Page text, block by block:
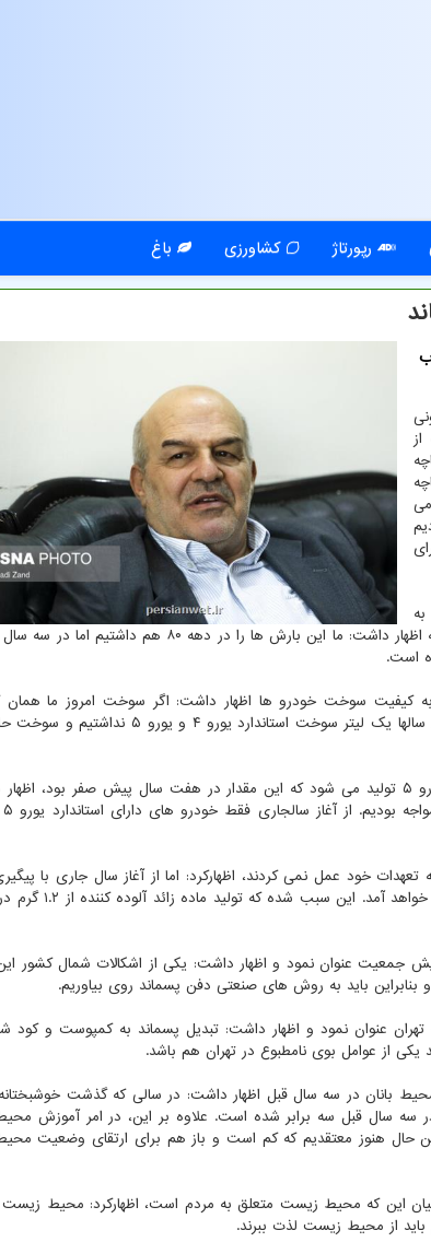
رپورتاژ کشاورزی باغ
در سال ۱۴۰۶ به
میزان اکولوژیک خود برسد، درباره نقش بارش باران در احیای این دریاچه اظهار داشت: ما این بارش ها را در دهه ۸۰
است.
کیفیت سوخت خودرو ها اظهار داشت: اگر سوخت امروز ما همان
سوخت سال ۹۱ را داشت، 12 شهر ایران تعطیل می شد، چونکه که در آن سالها یک لیتر سوخت استاندارد یورو
کلانتری با بیان این که امروز ۱۴۰ میلیون لیتر در روز بنزین یورو ۴ و یورو ۵ تولید می شود که این مقدار در هفت سال پیش صفر
سوخت و
خود عمل نمی کردند، اظهارکرد: اما از آغاز سال جاری با
با موتورهای یورو ۵ تولید داخل به بازار خواهد آمد.
جمعیت عنوان نمود و اظهار داشت: یکی از اشکالات شمال کشور
باید به روش های صنعتی دفن پسماند روی بیاوریم.
عنوان نمود و اظهار داشت: تبدیل پسماند به کمپوست و کود
از عوامل بوی نامطبوع در تهران هم باشد.
بانان در سه سال قبل اظهار داشت: در سالی که گذشت
سه سال قبل سه برابر شده است. علاوه بر این، در امر آموزش
هنوز معتقدیم که کم است و باز هم برای ارتقای وضعیت محیط
بیان این که محیط زیست متعلق به مردم است، اظهارکرد: محیط
از محیط زیست لذت ببرند.